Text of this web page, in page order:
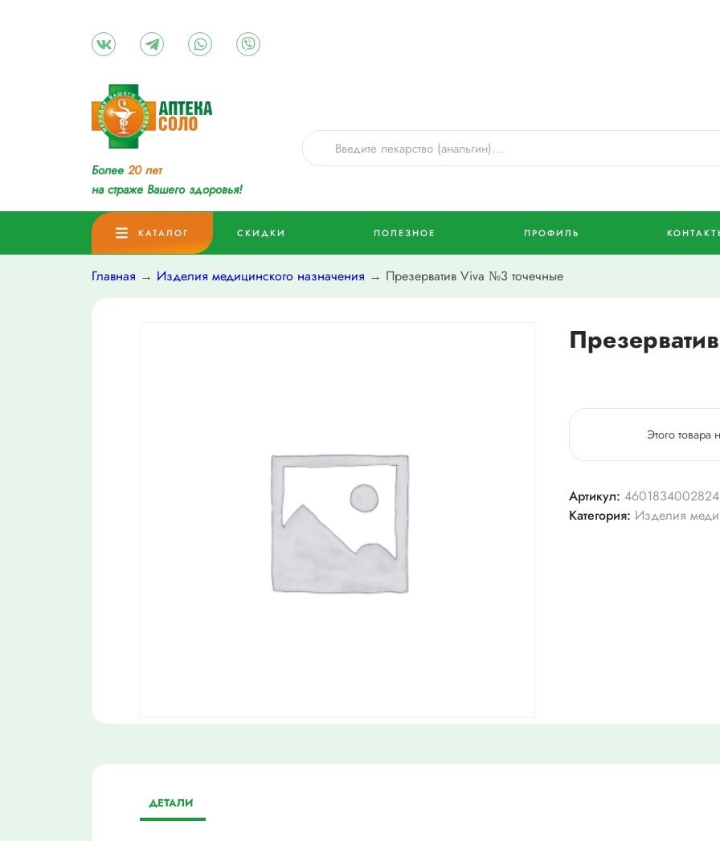
Более 20 лет
на страже Вашего здоровья!
КАТАЛОГ СКИДКИ ПОЛЕЗНОЕ ПРОФИЛЬ
Главная → Изделия медицинского назначения → Презерватив Viva №3 точечные
Этого товара
Артикул: 4601834002824
Категория: Изделия
ДЕТАЛИ